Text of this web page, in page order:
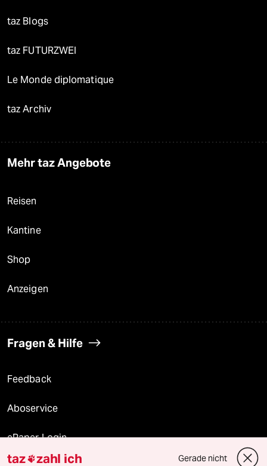
taz Blogs
taz FUTURZWEI
Le Monde diplomatique
taz Archiv
Mehr taz Angebote
Reisen
Kantine
Shop
Anzeigen
Fragen & Hilfe
Feedback
Aboservice
ePaper Login
taz zahl ich Gerade nicht